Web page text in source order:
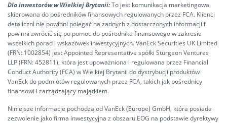
Dla inwestorów w Wielkiej Brytanii:To jest komunikacja marketingowa
skierowana do pośredników finansowych regulowanych przez FCA. Klienci
detaliczni nie powinni polegać na żadnych z dostarczonych informacji i
powinni zwrócić się po pomoc do pośrednika finansowego w zakresie
wszelkich porad i wskazówek inwestycyjnych. VanEck Securities UK Limited
(FRN: 1002854) jest Appointed Representative spółki Sturgeon Ventures
LLP (FRN: 452811), która jest upoważniona i regulowana przez Financial
Conduct Authority (FCA) w Wielkiej Brytanii do dystrybucji produktów
VanEck do podmiotów regulowanych przez FCA, takich jak pośrednicy
finansowi i zarządzający majątkiem.
Niniejsze informacje pochodzą od VanEck (Europe) GmbH, która posiada
zezwolenie jako firma inwestycyjna z obszaru EOG na podstawie dyrektywy